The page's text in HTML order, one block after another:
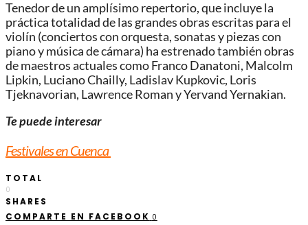
Tenedor de un amplísimo repertorio, que incluye la
práctica totalidad de las grandes obras escritas para el
violín (conciertos con orquesta, sonatas y piezas con
piano y música de cámara) ha estrenado también obras
de maestros actuales como Franco Danatoni, Malcolm
Lipkin, Luciano Chailly, Ladislav Kupkovic, Loris
Tjeknavorian, Lawrence Roman y Yervand Yernakian.
Te puede interesar
Festivales en Cuenca
TOTAL
0
SHARES
COMPARTE EN FACEBOOK 0